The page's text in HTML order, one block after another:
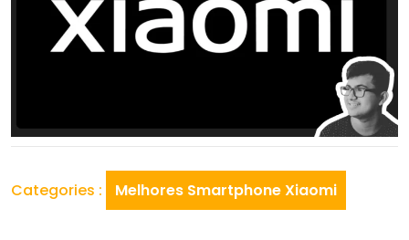
Categories : Melhores Smartphone Xiaomi